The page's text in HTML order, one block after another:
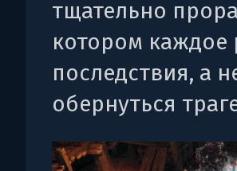
тщательно
котором каждое
последствия, а
обернуться